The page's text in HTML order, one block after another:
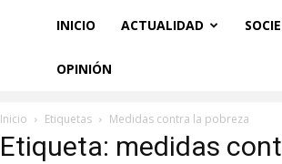
INICIO ACTUALIDAD
OPINIÓN
Inicio Etiquetas Medidas contra la pobreza
Etiqueta: medidas